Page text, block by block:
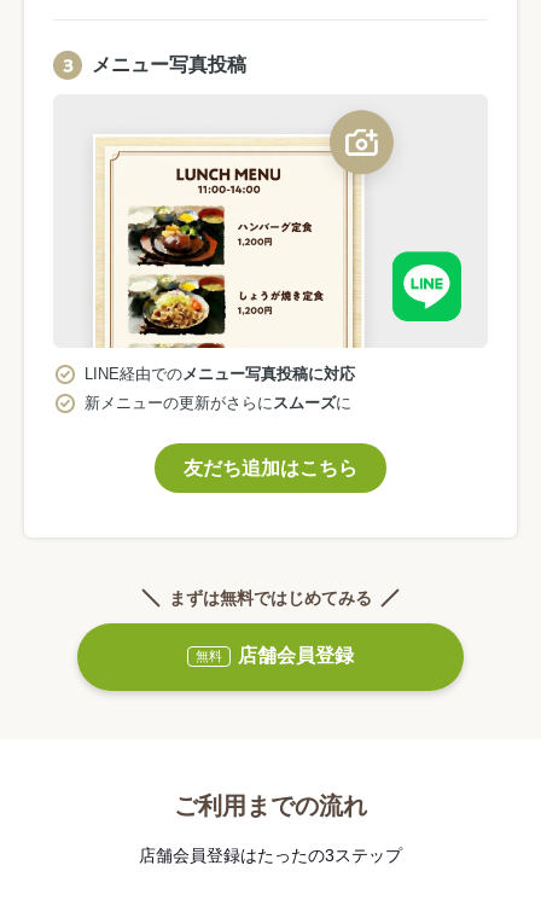
メニュー写真投稿
LINE経由での メニュー写真投稿に対応
新メニューの更新がさらに スムーズに
友だち追加はこちら
まずは無料ではじめてみる
無料 店舗会員登録
ご利用までの流れ
店舗会員登録はたったの3ステップ